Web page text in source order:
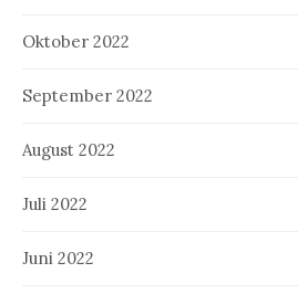
Oktober 2022
September 2022
August 2022
Juli 2022
Juni 2022